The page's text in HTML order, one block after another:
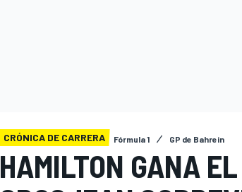
CRÓNICA DE CARRERA Fórmula 1 GP de Bahrein
HAMILTON GANA